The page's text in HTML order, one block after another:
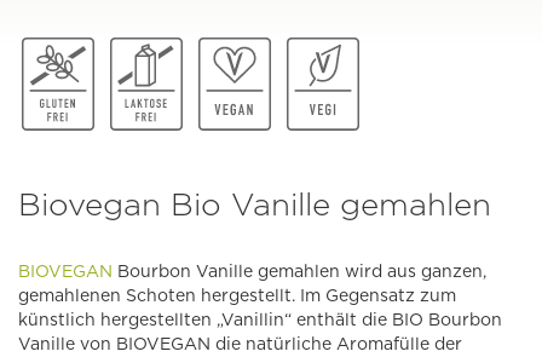
Biovegan Bio Vanille gemahlen
BIOVEGAN Bourbon Vanille gemahlen wird aus ganzen,
gemahlenen Schoten hergestellt. Im Gegensatz zum
künstlich hergestellten „Vanillin“ enthält die BIO Bourbon
Vanille von BIOVEGAN die natürliche Aromafülle der